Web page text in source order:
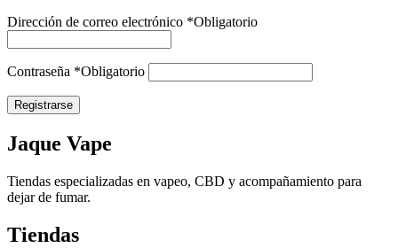
Dirección de correo electrónico *Obligatorio
Contraseña *Obligatorio
Registrarse
Jaque Vape
Tiendas especializadas en vapeo, CBD y acompañamiento para
dejar de fumar.
Tiendas